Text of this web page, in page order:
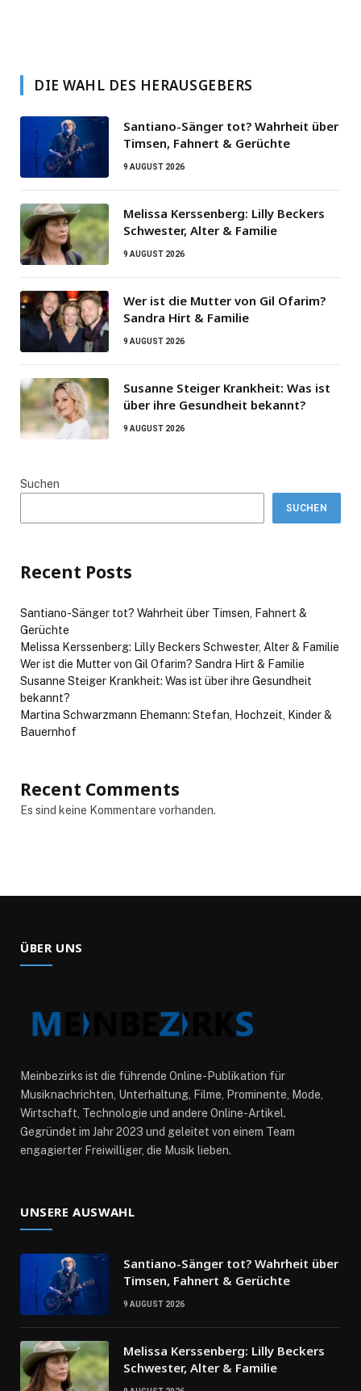
DIE WAHL DES HERAUSGEBERS
Santiano-Sänger tot? Wahrheit über
Timsen, Fahnert & Gerüchte
9 AUGUST 2026
Melissa Kerssenberg: Lilly Beckers
Schwester, Alter & Familie
9 AUGUST 2026
Wer ist die Mutter von Gil Ofarim?
Sandra Hirt & Familie
9 AUGUST 2026
Susanne Steiger Krankheit: Was ist
über ihre Gesundheit bekannt?
9 AUGUST 2026
Suchen
SUCHEN
Recent Posts
Santiano-Sänger tot? Wahrheit über Timsen, Fahnert &
Gerüchte
Melissa Kerssenberg: Lilly Beckers Schwester, Alter & Familie
Wer ist die Mutter von Gil Ofarim? Sandra Hirt & Familie
Susanne Steiger Krankheit: Was ist über ihre Gesundheit
bekannt?
Martina Schwarzmann Ehemann: Stefan, Hochzeit, Kinder &
Bauernhof
Recent Comments
Es sind keine Kommentare vorhanden.
ÜBER UNS
Meinbezirks ist die führende Online-Publikation für
Musiknachrichten, Unterhaltung, Filme, Prominente, Mode,
Wirtschaft, Technologie und andere Online-Artikel.
Gegründet im Jahr 2023 und geleitet von einem Team
engagierter Freiwilliger, die Musik lieben.
UNSERE AUSWAHL
Santiano-Sänger tot? Wahrheit über
Timsen, Fahnert & Gerüchte
9 AUGUST 2026
Melissa Kerssenberg: Lilly Beckers
Schwester, Alter & Familie